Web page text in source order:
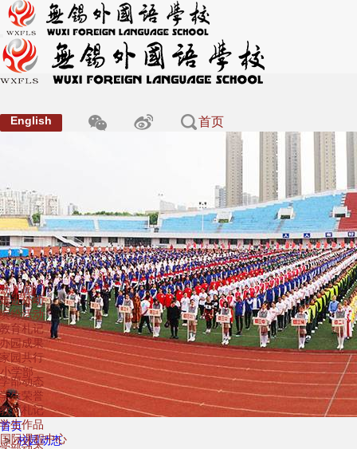
English 首页
领导班子
办学理念
服务保障
学校荣誉
办学成果
学部建设
Department
幼儿园
走进外幼
缤纷活动
教育札记
办园成果
家园共行
小学部
学部动态
学生荣誉
教育札记
学生作品
国际课程中心
首页
校园动态